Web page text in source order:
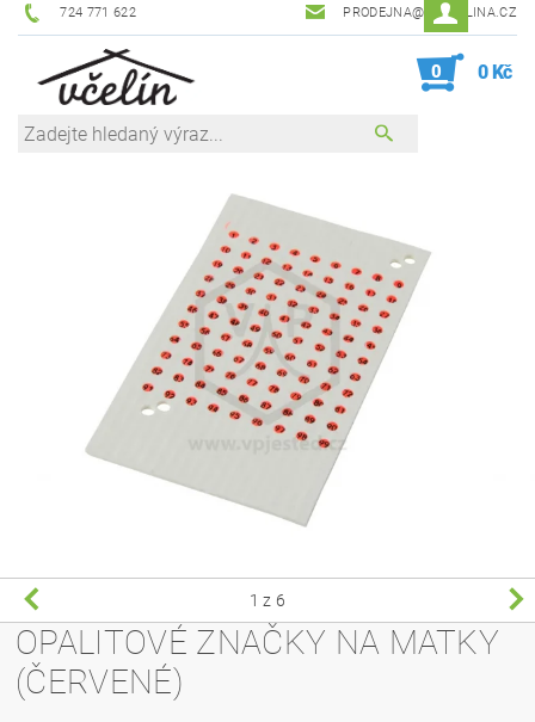
724 771 622 PRODEJNA@ZEVCELINA.CZ
0 0 Kč
1 z 6
OPALITOVÉ ZNAČKY NA MATKY
(ČERVENÉ)